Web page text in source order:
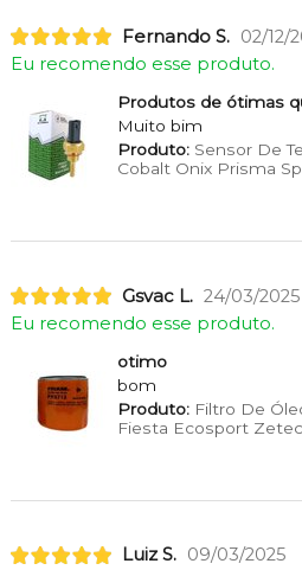
Fernando S. 02/12/
Eu recomendo esse produto.
Produtos de ótimas
Muito bim
Produto:Sensor De
Cobalt Onix Prisma
Gsvac L. 24/03/2025
Eu recomendo esse produto.
otimo
bom
Produto:Filtro De
Fiesta Ecosport
Luiz S. 09/03/2025